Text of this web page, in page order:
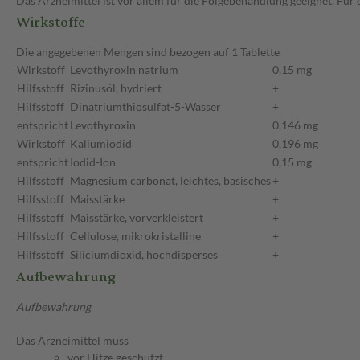
Wirkstoffe
Die angegebenen Mengen sind bezogen auf 1 Tablette
Wirkstoff Levothyroxin natrium
0,15 mg
Hilfsstoff Rizinusöl, hydriert
+
Hilfsstoff Dinatriumthiosulfat-5-Wasser
+
entsprichtLevothyroxin
0,146 mg
Wirkstoff Kaliumiodid
0,196 mg
entsprichtIodid-Ion
0,15 mg
Hilfsstoff Magnesium carbonat, leichtes, basisches +
Hilfsstoff Maisstärke
+
Hilfsstoff Maisstärke, vorverkleistert
+
Hilfsstoff Cellulose, mikrokristalline
+
Hilfsstoff Siliciumdioxid, hochdisperses +
Aufbewahrung
Aufbewahrung
Das Arzneimittel muss
vor Hitze geschützt